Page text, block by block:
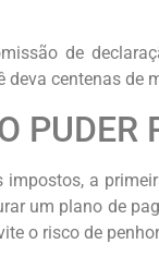
de
deva centenas de
PUDER
a
um plano de
o risco de